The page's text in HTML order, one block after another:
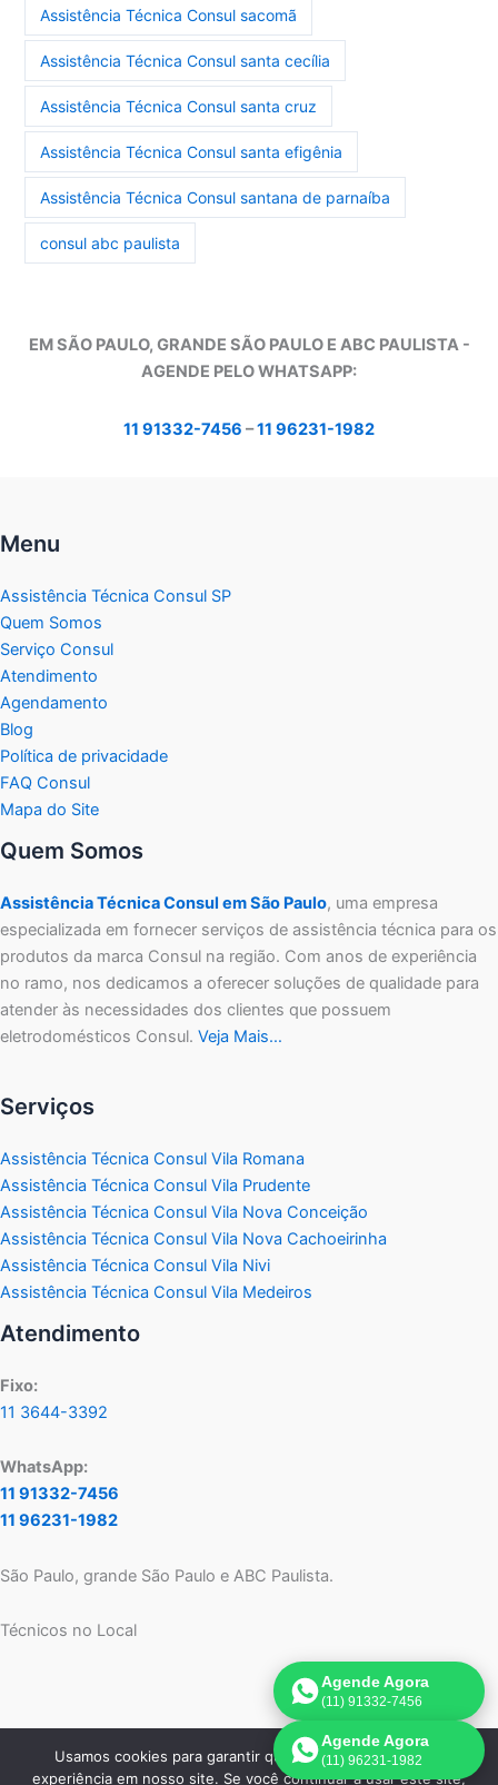
Assistência Técnica Consul sacomã
Assistência Técnica Consul santa cecília
Assistência Técnica Consul santa cruz
Assistência Técnica Consul santa efigênia
Assistência Técnica Consul santana de parnaíba
consul abc paulista
EM SÃO PAULO, GRANDE SÃO PAULO E ABC PAULISTA -
AGENDE PELO WHATSAPP:
11 91332-7456 –11 96231-1982
Menu
Assistência Técnica Consul SP
Quem Somos
Serviço Consul
Atendimento
Agendamento
Blog
Política de privacidade
FAQ Consul
Mapa do Site
Quem Somos
Assistência Técnica Consul em São Paulo, uma empresa
especializada em fornecer serviços de assistência técnica para os
produtos da marca Consul na região. Com anos de experiência
no ramo, nos dedicamos a oferecer soluções de qualidade para
atender às necessidades dos clientes que possuem
eletrodomésticos Consul. Veja Mais…
Serviços
Assistência Técnica Consul Vila Romana
Assistência Técnica Consul Vila Prudente
Assistência Técnica Consul Vila Nova Conceição
Assistência Técnica Consul Vila Nova Cachoeirinha
Assistência Técnica Consul Vila Nivi
Assistência Técnica Consul Vila Medeiros
Atendimento
Fixo:
11 3644-3392
WhatsApp:
11 91332-7456
11 96231-1982
São Paulo, grande São Paulo e ABC Paulista.
Técnicos no Local
Copyright © 2026 Assistência Técnica Consul SP | Criado por:
Agende Agora
(11) 91332-7456
Agende Agora
(11) 96231-1982
Usamos cookies para garantir que oferecemos a melhor
experiência em nosso site. Se você continuar a usar este site,